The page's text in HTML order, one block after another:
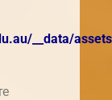
__data/